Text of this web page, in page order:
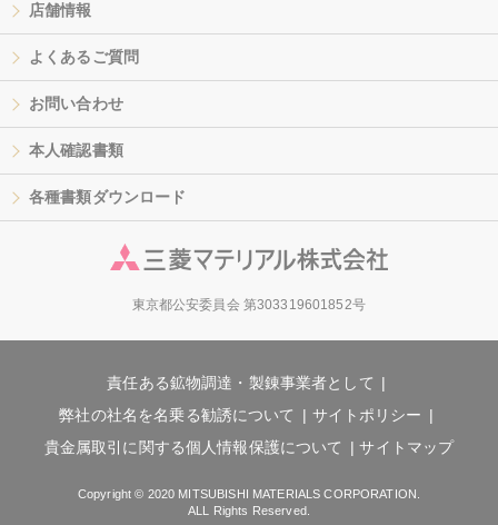
店舗情報
よくあるご質問
お問い合わせ
本人確認書類
各種書類ダウンロード
東京都公安委員会 第303319601852号
責任ある鉱物調達・製錬事業者として
弊社の社名を名乗る勧誘について
サイトポリシー
貴金属取引に関する個人情報保護について
サイトマップ
Copyright © 2020 MITSUBISHI MATERIALS CORPORATION.
ALL Rights Reserved.